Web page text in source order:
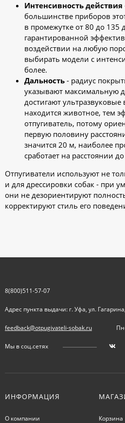
Интенсивность действия
большинстве приборов
в промежутке от 80 до 135
гарантированной
воздействии на любую
выбирать модели с
более.
Дальность - радиус
указывают максимальную
достигают
находится животное, тем
отпугиватель, потому
первую половину
значится 20 м, наиболее
сработает на расстоянии
Отпугиватели используют не
и для дрессировки собак - при
они не дезориентируют
корректируют стиль его
8(800)511-57-07
Адрес пункта выдачи: г. Уфа, ул.
feedback@otpugivateli-sobak.ru
Мы в соц.сетях
ИНФОРМАЦИЯ
О компании Корзина